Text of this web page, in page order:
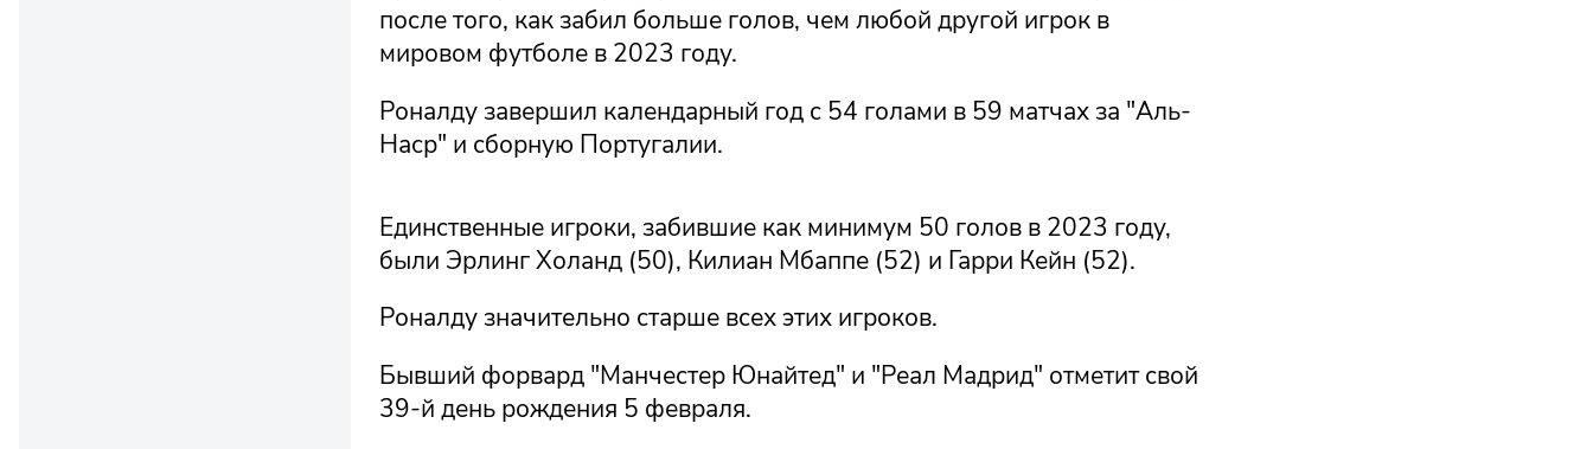
после того, как забил больше голов, чем любой другой игрок в
мировом футболе в 2023 году.
Роналду завершил календарный год с 54 голами в 59 матчах за "Аль-
Наср" и сборную Португалии.
Единственные игроки, забившие как минимум 50 голов в 2023 году,
были Эрлинг Холанд (50), Килиан Мбаппе (52) и Гарри Кейн (52).
Роналду значительно старше всех этих игроков.
Бывший форвард "Манчестер Юнайтед" и "Реал Мадрид" отметит свой
39-й день рождения 5 февраля.